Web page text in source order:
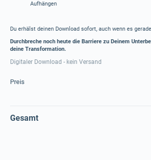
Aufhängen
Du erhälst deinen Download sofort, auch wenn es
Durchbreche noch heute die Barriere zu Deinem
deine Transformation.
Digitaler Download - kein Versand
Preis
Gesamt